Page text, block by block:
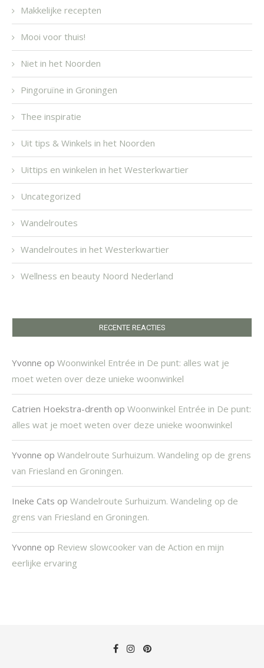
Makkelijke recepten
Mooi voor thuis!
Niet in het Noorden
Pingoruïne in Groningen
Thee inspiratie
Uit tips & Winkels in het Noorden
Uittips en winkelen in het Westerkwartier
Uncategorized
Wandelroutes
Wandelroutes in het Westerkwartier
Wellness en beauty Noord Nederland
RECENTE REACTIES
Yvonne op Woonwinkel Entrée in De punt: alles wat je
moet weten over deze unieke woonwinkel
Catrien Hoekstra-drenth op Woonwinkel Entrée in De punt:
alles wat je moet weten over deze unieke woonwinkel
Yvonne op Wandelroute Surhuizum. Wandeling op de grens
van Friesland en Groningen.
Ineke Cats op Wandelroute Surhuizum. Wandeling op de
grens van Friesland en Groningen.
Yvonne op Review slowcooker van de Action en mijn
eerlijke ervaring